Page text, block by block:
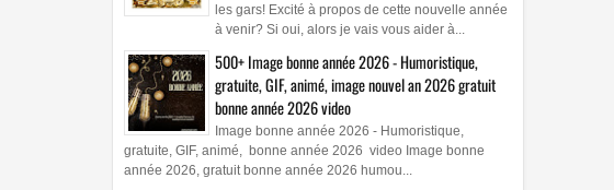
les gars! Excité à propos de cette nouvelle année
à venir? Si oui, alors je vais vous aider à...
500+ Image bonne année 2026 - Humoristique,
gratuite, GIF, animé, image nouvel an 2026 gratuit
bonne année 2026 video
Image bonne année 2026 - Humoristique,
gratuite, GIF, animé, bonne année 2026 video Image bonne
année 2026, gratuit bonne année 2026 humou...